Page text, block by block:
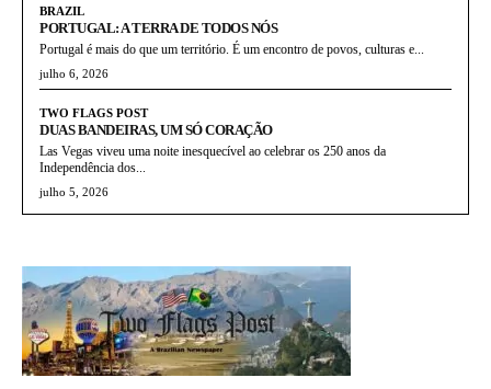
BRAZIL
PORTUGAL: A TERRA DE TODOS NÓS
Portugal é mais do que um território. É um encontro de povos, culturas e...
julho 6, 2026
TWO FLAGS POST
DUAS BANDEIRAS, UM SÓ CORAÇÃO
Las Vegas viveu uma noite inesquecível ao celebrar os 250 anos da
Independência dos...
julho 5, 2026